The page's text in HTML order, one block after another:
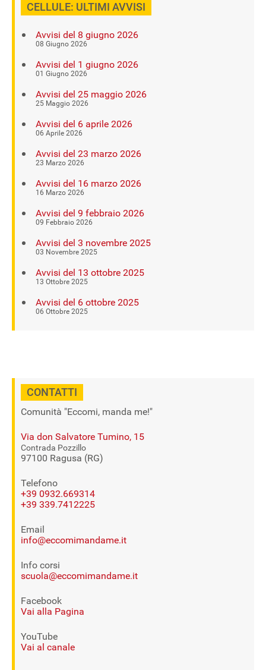
CELLULE: ULTIMI AVVISI
Avvisi del 8 giugno 2026
08 Giugno 2026
Avvisi del 1 giugno 2026
01 Giugno 2026
Avvisi del 25 maggio 2026
25 Maggio 2026
Avvisi del 6 aprile 2026
06 Aprile 2026
Avvisi del 23 marzo 2026
23 Marzo 2026
Avvisi del 16 marzo 2026
16 Marzo 2026
Avvisi del 9 febbraio 2026
09 Febbraio 2026
Avvisi del 3 novembre 2025
03 Novembre 2025
Avvisi del 13 ottobre 2025
13 Ottobre 2025
Avvisi del 6 ottobre 2025
06 Ottobre 2025
CONTATTI
Comunità "Eccomi, manda me!"
Via don Salvatore Tumino, 15
Contrada Pozzillo
97100 Ragusa (RG)
Telefono
+39 0932.669314
+39 339.7412225
Email
info@eccomimandame.it
Info corsi
scuola@eccomimandame.it
Facebook
Vai alla Pagina
YouTube
Vai al canale